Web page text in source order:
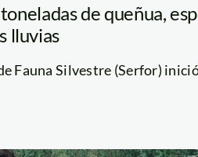
de queñua,
lluvias
Fauna Silvestre (Serfor)